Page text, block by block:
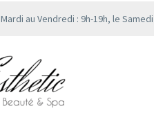
Mardi au Vendredi : 9h-19h, le